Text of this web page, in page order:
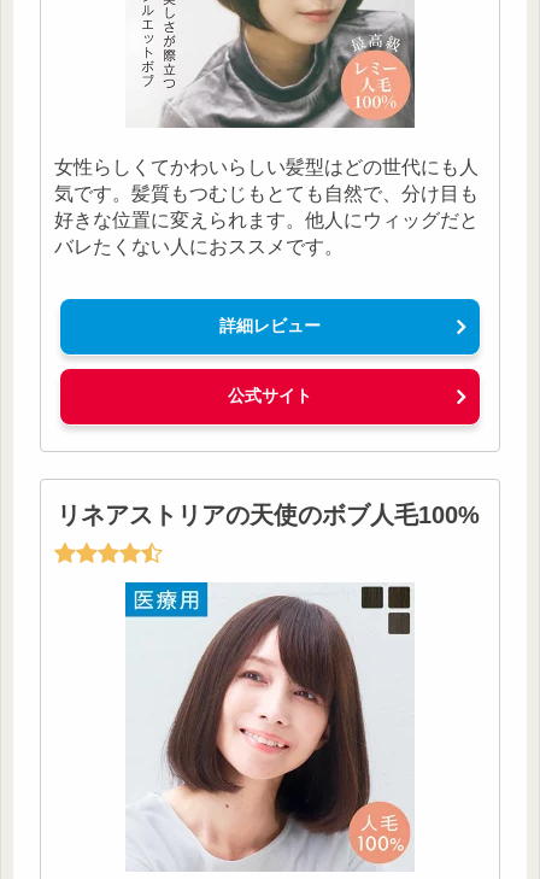
女性らしくてかわいらしい髪型はどの世代にも人
気です。髪質もつむじもとても自然で、分け目も
好きな位置に変えられます。他人にウィッグだと
バレたくない人におススメです。
詳細レビュー
公式サイト
リネアストリアの天使のボブ人毛100%